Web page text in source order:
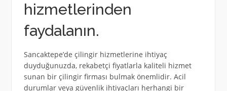
hizmetlerinden
faydalanın.
Sancaktepe’de çilingir hizmetlerine ihtiyaç
duyduğunuzda, rekabetçi fiyatlarla kaliteli hizmet
sunan bir çilingir firması bulmak önemlidir. Acil
durumlar veya güvenlik ihtiyaçları herhangi bir